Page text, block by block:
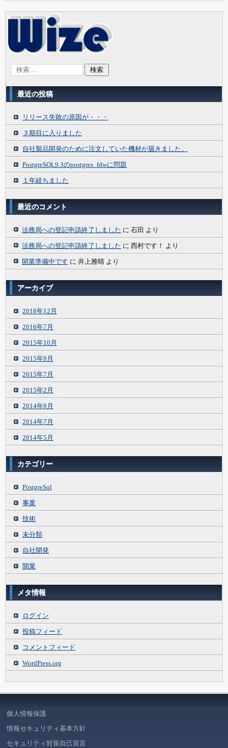
最近の投稿
リリース失敗の原因が・・・
３期目に入りました
自社製品開発のために注文していた機材が届きました。
PostgreSQL9.3のpostgres_fdwに問題
１年経ちました
最近のコメント
法務局への登記申請終了しました に 石田 より
法務局への登記申請終了しました に 西村です！ より
開業準備中です に 井上雅晴 より
アーカイブ
2018年12月
2016年7月
2015年10月
2015年9月
2015年7月
2015年2月
2014年9月
2014年7月
2014年5月
カテゴリー
PostgreSql
事業
技術
未分類
自社開発
開業
メタ情報
ログイン
投稿フィード
コメントフィード
WordPress.org
個人情報保護
情報セキュリティ基本方針
セキュリティ対策自己宣言